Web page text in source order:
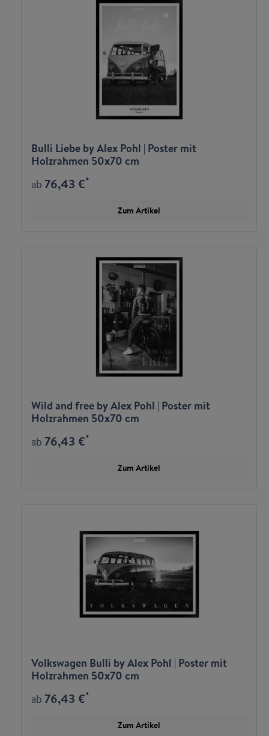
Bulli Liebe by Alex Pohl | Poster mit
Holzrahmen 50x70 cm
ab 76,43 €*
Zum Artikel
Wild and free by Alex Pohl | Poster mit
Holzrahmen 50x70 cm
ab 76,43 €*
Zum Artikel
Volkswagen Bulli by Alex Pohl | Poster mit
Holzrahmen 50x70 cm
ab 76,43 €*
Zum Artikel